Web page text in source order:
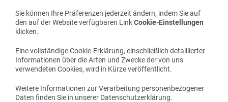
Sie können Ihre Präferenzen jederzeit ändern, indem Sie auf
den auf der Website verfügbaren LinkCookie-Einstellungen
klicken.
Eine vollständige Cookie-Erklärung, einschließlich detaillierter
Informationen über die Arten und Zwecke der von uns
verwendeten Cookies, wird in Kürze veröffentlicht.
Weitere Informationen zur Verarbeitung personenbezogener
Daten finden Sie in unserer Datenschutzerklärung.